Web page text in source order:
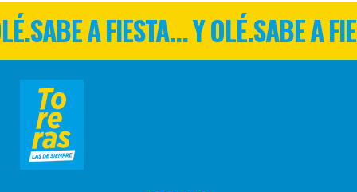
SABE A FIESTA... Y OLÉ.SABE A